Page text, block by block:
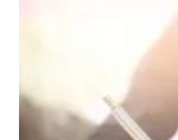
Über uns